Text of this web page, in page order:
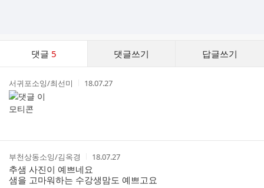
댓글 5 댓글쓰기 답글쓰기
작
성
자
서귀포소잉/최선미
작
18.07.27
작
성
자
부천상동소잉/김옥경
작
성
시
간
18.07.27
추샘 사진이 예쁘네요
샘을 고마워하는 수강생맘도 예쁘고요